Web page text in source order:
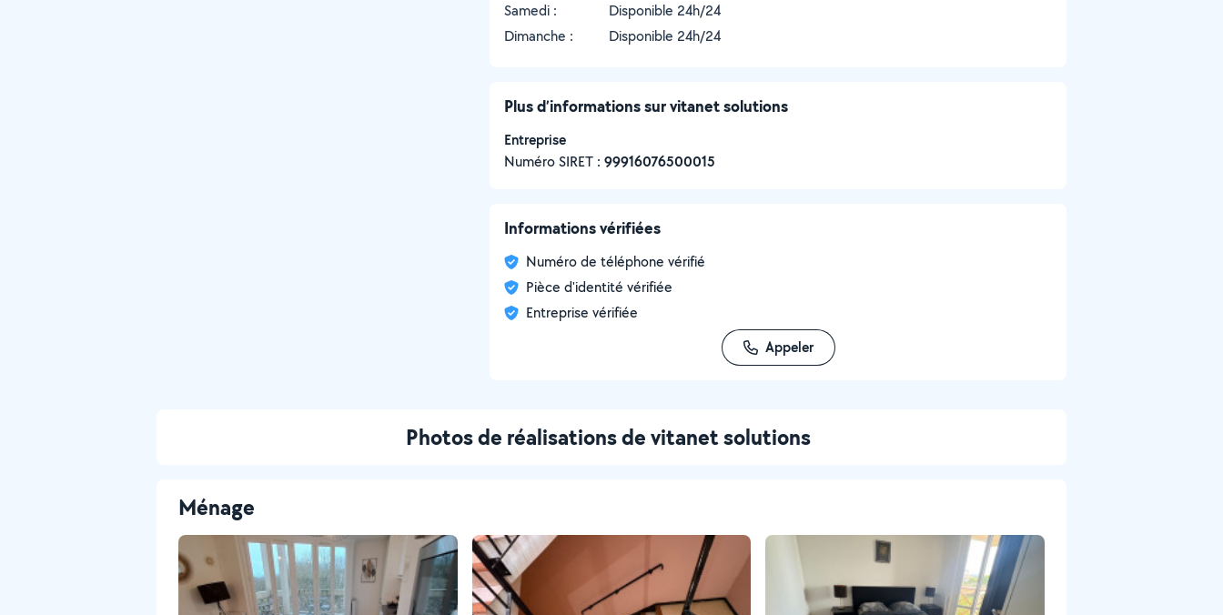
Samedi :
Disponible 24h/24
Dimanche :
Disponible 24h/24
Plus d’informations sur vitanet solutions
Entreprise
Numéro SIRET : ‍99916076500015
Informations vérifiées
Numéro de téléphone vérifié
Pièce d'identité vérifiée
Entreprise vérifiée
Appeler
Photos de réalisations de vitanet solutions
Ménage